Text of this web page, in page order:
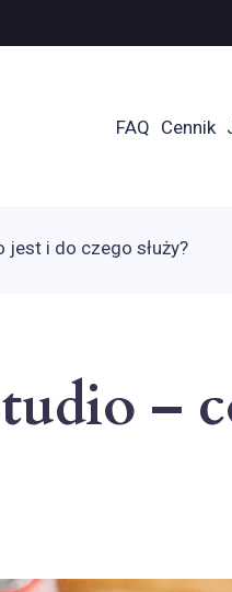
FAQ Cennik
jest i do czego służy?
–